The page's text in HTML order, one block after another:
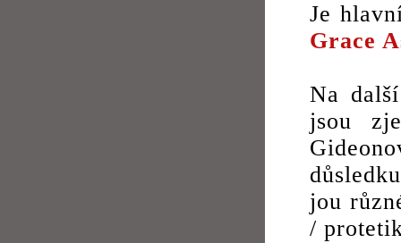
Je
Grace
Na
jsou
jou
/